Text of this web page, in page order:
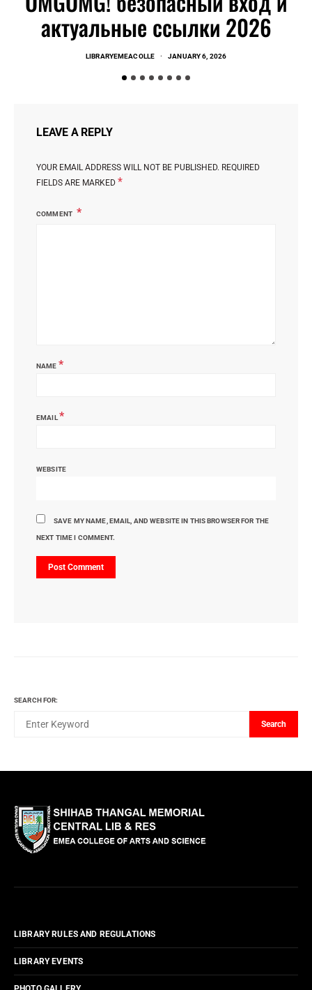
актуальные ссылки 2026
LIBRARYEMEACOLLE JANUARY 6, 2026
LEAVE A REPLY
YOUR EMAIL ADDRESS WILL NOT BE PUBLISHED. REQUIRED
FIELDS ARE MARKED *
COMMENT
NAME *
EMAIL*
WEBSITE
SAVE MY NAME, EMAIL, AND WEBSITE IN THIS BROWSER FOR THE
NEXT TIME I COMMENT.
SEARCH FOR:
Search
LIBRARY RULES AND REGULATIONS
LIBRARY EVENTS